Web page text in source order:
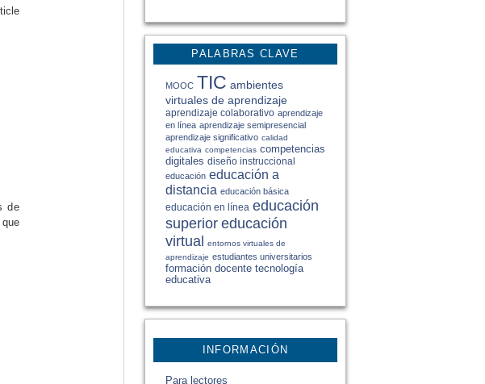
PALABRAS CLAVE
MOOC TIC ambientes
virtuales de aprendizaje
aprendizaje colaborativo aprendizaje
en línea aprendizaje semipresencial
aprendizaje significativo calidad
educativa competencias competencias
digitales diseño instruccional
educación educación a
distancia educación básica
educación en línea educación
superior educación
virtual entornos virtuales de
aprendizaje estudiantes universitarios
formación docente tecnología
educativa
INFORMACIÓN
Para lectores
de